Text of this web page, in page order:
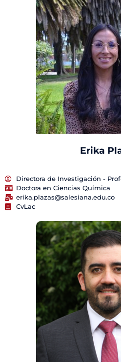
Erika
Directora de Investigación -
Doctora en Ciencias Química
erika.plazas@salesiana.edu.co
CvLac